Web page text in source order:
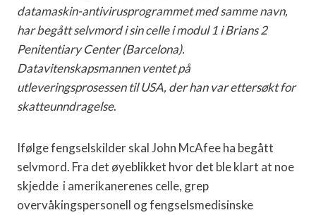
datamaskin-antivirusprogrammet med samme navn,
har begått selvmord i sin celle i modul 1 i Brians 2
Penitentiary Center (Barcelona).
Datavitenskapsmannen ventet på
utleveringsprosessen til USA, der han var ettersøkt for
skatteunndragelse.
Ifølge fengselskilder skal John McAfee ha begått
selvmord. Fra det øyeblikket hvor det ble klart at noe
skjedde i amerikanerenes celle, grep
overvåkingspersonell og fengselsmedisinske